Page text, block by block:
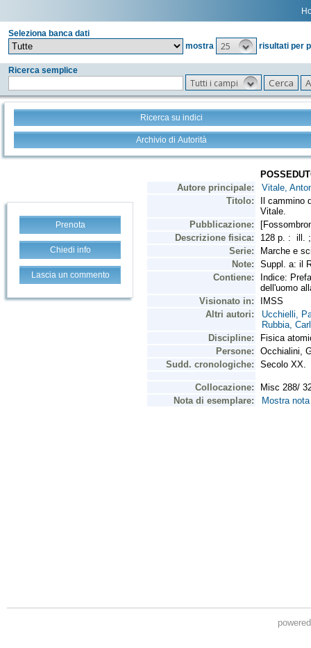
Seleziona banca dati
mostra
25 risultati per
Ricerca semplice
Tutti i campi
Ricerca su indici
Archivio di Autorità
Prenota
Chiedi info
Lascia un commento